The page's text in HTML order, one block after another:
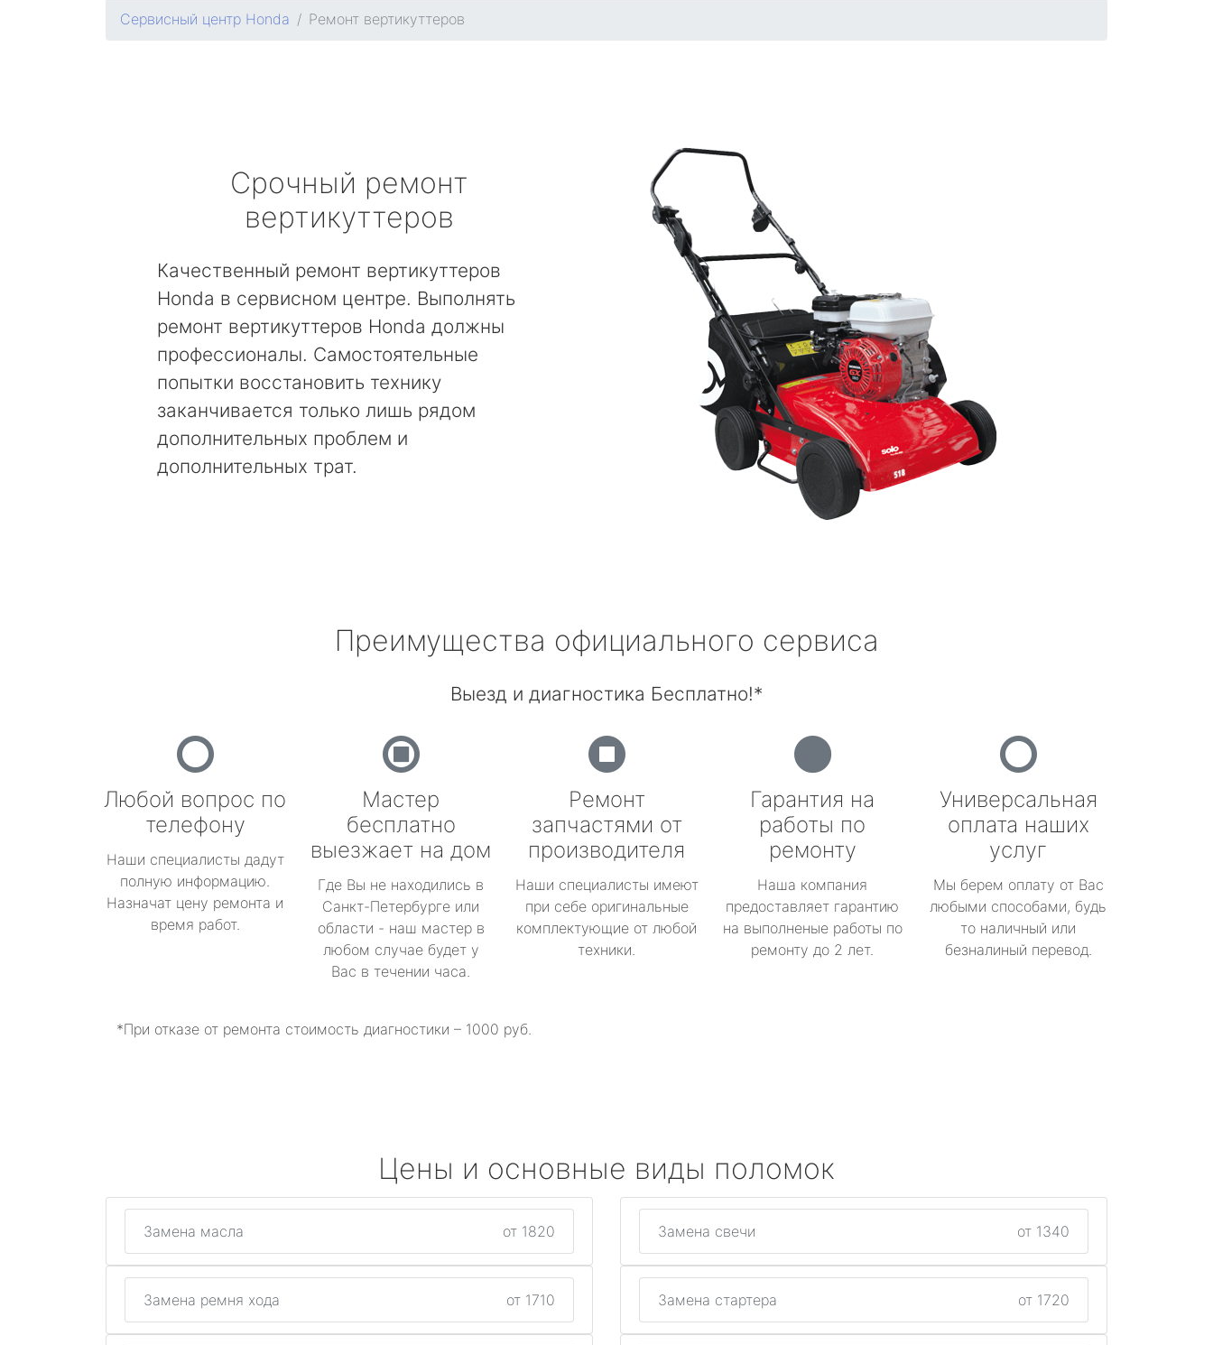
Сервисный центр Honda Ремонт вертикуттеров
Срочный ремонт
вертикуттеров
Качественный ремонт вертикуттеров
Honda в сервисном центре. Выполнять
ремонт вертикуттеров Honda должны
профессионалы. Самостоятельные
попытки восстановить технику
заканчивается только лишь рядом
дополнительных проблем и
дополнительных трат.
Преимущества официального сервиса
Выезд и диагностика Бесплатно!*
Любой вопрос по
телефону
Наши специалисты дадут
полную информацию.
Назначат цену ремонта и
время работ.
Мастер
бесплатно
выезжает на дом
Где Вы не находились в
Санкт-Петербурге или
области - наш мастер в
любом случае будет у
Вас в течении часа.
Ремонт
запчастями от
производителя
Наши специалисты имеют
при себе оригинальные
комплектующие от любой
техники.
Гарантия на
работы по
ремонту
Наша компания
предоставляет гарантию
на выполненые работы по
ремонту до 2 лет.
Универсальная
оплата наших
услуг
Мы берем оплату от Вас
любыми способами, будь
то наличный или
безналиный перевод.
*При отказе от ремонта стоимость диагностики – 1000 руб.
Цены и основные виды поломок
Замена масла от 1820 Замена свечи от 1340
Замена ремня хода от 1710 Замена стартера от 1720